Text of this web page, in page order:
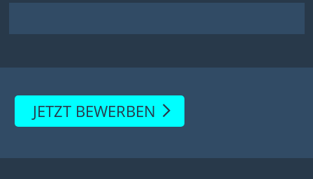
JETZT BEWERBEN